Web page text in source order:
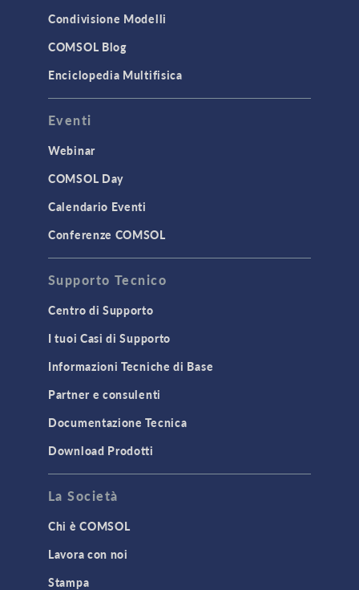
Condivisione Modelli
COMSOL Blog
Enciclopedia Multifisica
Eventi
Webinar
COMSOL Day
Calendario Eventi
Conferenze COMSOL
Supporto Tecnico
Centro di Supporto
I tuoi Casi di Supporto
Informazioni Tecniche di Base
Partner e consulenti
Documentazione Tecnica
Download Prodotti
La Società
Chi è COMSOL
Lavora con noi
Stampa